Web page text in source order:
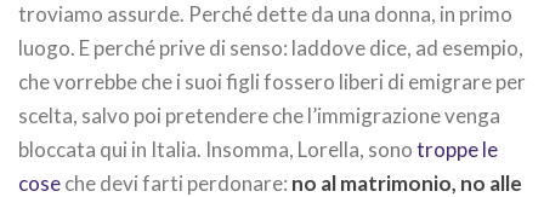
troviamo assurde. Perché dette da una donna, in primo
luogo. E perché prive di senso: laddove dice, ad esempio,
che vorrebbe che i suoi figli fossero liberi di emigrare per
scelta, salvo poi pretendere che l’immigrazione venga
bloccata qui in Italia. Insomma, Lorella, sonotroppe le
coseche devi farti perdonare: no al matrimonio, no alle